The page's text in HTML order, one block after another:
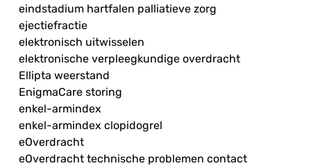
eindstadium hartfalen palliatieve zorg
ejectiefractie
elektronisch uitwisselen
elektronische verpleegkundige overdracht
Ellipta weerstand
EnigmaCare storing
enkel-armindex
enkel-armindex clopidogrel
eOverdracht
eOverdracht technische problemen contact